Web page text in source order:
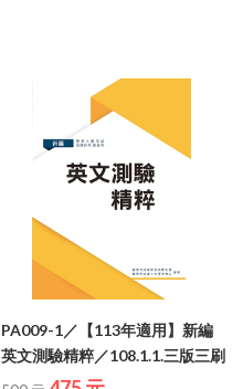
PA009-1／【113年適用】新編
英文測驗精粹／108.1.1.三版三刷